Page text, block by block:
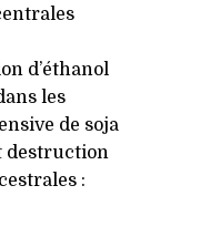
d’éthanol
les
de soja
destruction
: